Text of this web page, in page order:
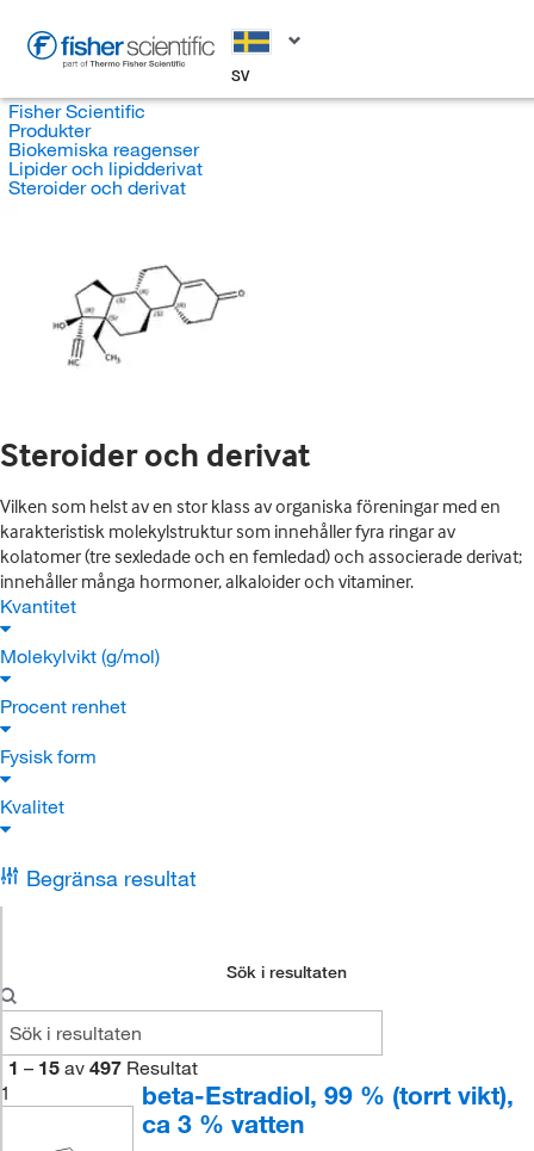
SV
Fisher Scientific
Produkter
Biokemiska reagenser
Lipider och lipidderivat
Steroider och derivat
Steroider och derivat
Vilken som helst av en stor klass av organiska föreningar med en
karakteristisk molekylstruktur som innehåller fyra ringar av
kolatomer (tre sexledade och en femledad) och associerade derivat;
innehåller många hormoner, alkaloider och vitaminer.
Kvantitet
Molekylvikt (g/mol)
Procent renhet
Fysisk form
Kvalitet
Begränsa resultat
Sök i resultaten
1 – 15 av 497 Resultat
1
beta-Estradiol, 99 % (torrt vikt),
ca 3 % vatten